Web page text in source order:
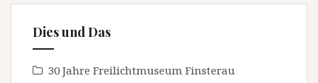
Dies und Das
30 Jahre Freilichtmuseum Finsterau